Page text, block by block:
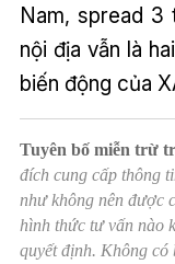
Nam, spread 3
nội địa vẫn là
biến động của
Tuyên bố miễn trừ
đích cung cấp thông
như không nên được
hình thức tư vấn nào
quyết định. Không